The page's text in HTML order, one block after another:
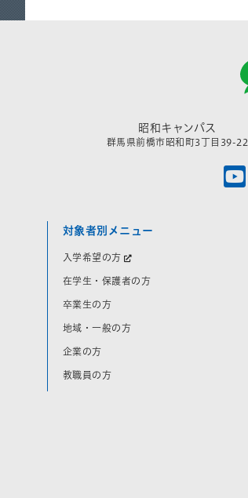
昭和キャンパス
群馬県前橋市昭和町3丁目39-22
対象者別メニュー
入学希望の方
在学生・保護者の方
卒業生の方
地域・一般の方
企業の方
教職員の方